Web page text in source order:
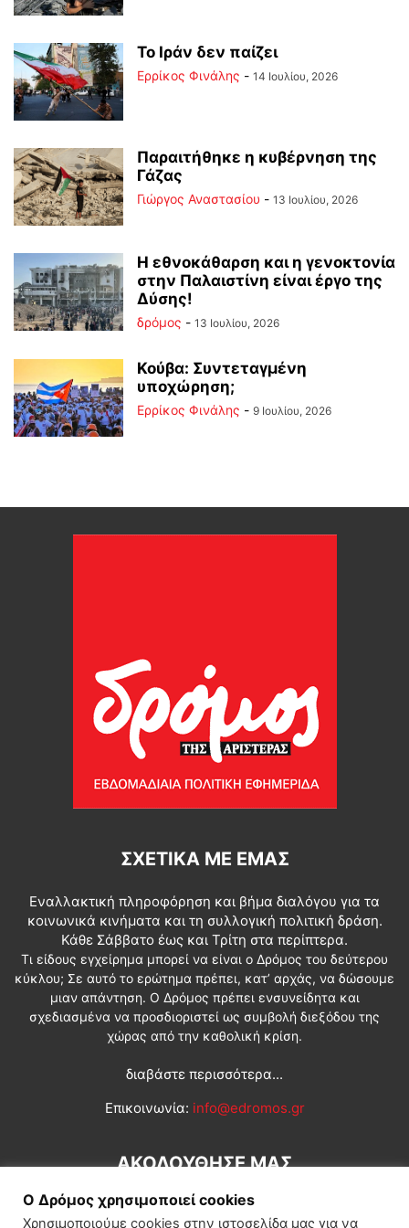
Το Ιράν δεν παίζει
Ερρίκος Φινάλης - 14 Ιουλίου, 2026
Παραιτήθηκε η κυβέρνηση της
Γάζας
Γιώργος Αναστασίου - 13 Ιουλίου, 2026
Η εθνοκάθαρση και η γενοκτονία
στην Παλαιστίνη είναι έργο της
Δύσης!
δρόμος - 13 Ιουλίου, 2026
Κούβα: Συντεταγμένη
υποχώρηση;
Ερρίκος Φινάλης - 9 Ιουλίου, 2026
ΣΧΕΤΙΚΆ ΜΕ ΕΜΆΣ
Εναλλακτική πληροφόρηση και βήμα διαλόγου για τα
κοινωνικά κινήματα και τη συλλογική πολιτική δράση.
Κάθε Σάββατο έως και Τρίτη στα περίπτερα.
Τι είδους εγχείρημα μπορεί να είναι ο Δρόμος του δεύτερου
κύκλου; Σε αυτό το ερώτημα πρέπει, κατ’ αρχάς, να δώσουμε
μιαν απάντηση. Ο Δρόμος πρέπει ενσυνείδητα και
σχεδιασμένα να προσδιοριστεί ως συμβολή διεξόδου της
χώρας από την καθολική κρίση.
διαβάστε περισσότερα...
Επικοινωνία: info@edromos.gr
ΑΚΟΛΟΥΘΗΣΕ ΜΑΣ
Ο Δρόμος χρησιμοποιεί cookies
Χρησιμοποιούμε cookies στην ιστοσελίδα μας για να